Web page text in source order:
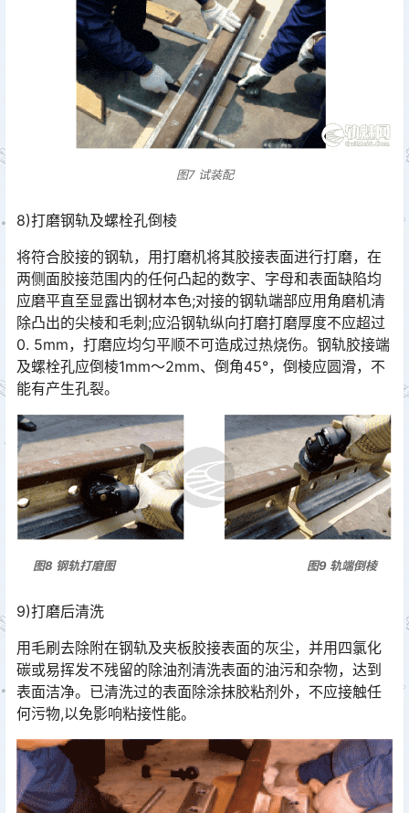
图7 试装配
8)打磨钢轨及螺栓孔倒棱
将符合胶接的钢轨，用打磨机将其胶接表面进行打磨，在
两侧面胶接范围内的任何凸起的数字、字母和表面缺陷均
应磨平直至显露出钢材本色;对接的钢轨端部应用角磨机清
除凸出的尖棱和毛刺;应沿钢轨纵向打磨打磨厚度不应超过
0. 5mm，打磨应均匀平顺不可造成过热烧伤。钢轨胶接端
及螺栓孔应倒棱1mm～2mm、倒角45°，倒棱应圆滑，不
能有产生孔裂。󠅅󠅃󠄵󠅂󠄪󠇖󠆨󠆨󠇕󠆞󠆒󠅬󠇘󠆭󠆘󠇙󠆝󠅵󠇗󠆭󠆁󠄐󠇗󠅹󠅸󠇖󠆍󠅳󠇖󠅹󠅰󠇖󠆌󠅹
图8 钢轨打磨图 图9 轨端倒棱
9)打磨后清洗
用毛刷去除附在钢轨及夹板胶接表面的灰尘，并用四氯化
碳或易挥发不残留的除油剂清洗表面的油污和杂物，达到
表面洁净。已清洗过的表面除涂抹胶粘剂外，不应接触任
何污物,以免影响粘接性能。󠅅󠅃󠄵󠅂󠄪󠇖󠆨󠆨󠇕󠆞󠆒󠅬󠇘󠆭󠆘󠇙󠆝󠅵󠇗󠆭󠆁󠄐󠇗󠅹󠅸󠇖󠆍󠅳󠇖󠅹󠅰󠇖󠆌󠅹